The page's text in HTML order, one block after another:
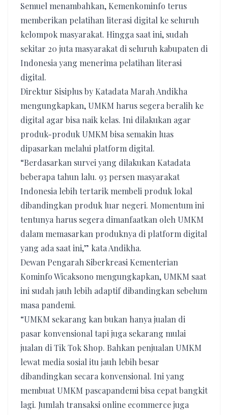
Semuel menambahkan, Kemenkominfo terus
memberikan pelatihan literasi digital ke seluruh
kelompok masyarakat. Hingga saat ini, sudah
sekitar 20 juta masyarakat di seluruh kabupaten di
Indonesia yang menerima pelatihan literasi
digital.
Direktur Sisiplus by Katadata Marah Andikha
mengungkapkan, UMKM harus segera beralih ke
digital agar bisa naik kelas. Ini dilakukan agar
produk-produk UMKM bisa semakin luas
dipasarkan melalui platform digital.
“Berdasarkan survei yang dilakukan Katadata
beberapa tahun lalu. 93 persen masyarakat
Indonesia lebih tertarik membeli produk lokal
dibandingkan produk luar negeri. Momentum ini
tentunya harus segera dimanfaatkan oleh UMKM
dalam memasarkan produknya di platform digital
yang ada saat ini,” kata Andikha.
Dewan Pengarah Siberkreasi Kementerian
Kominfo Wicaksono mengungkapkan, UMKM saat
ini sudah jauh lebih adaptif dibandingkan sebelum
masa pandemi.
“UMKM sekarang kan bukan hanya jualan di
pasar konvensional tapi juga sekarang mulai
jualan di Tik Tok Shop. Bahkan penjualan UMKM
lewat media sosial itu jauh lebih besar
dibandingkan secara konvensional. Ini yang
membuat UMKM pascapandemi bisa cepat bangkit
lagi. Jumlah transaksi online ecommerce juga